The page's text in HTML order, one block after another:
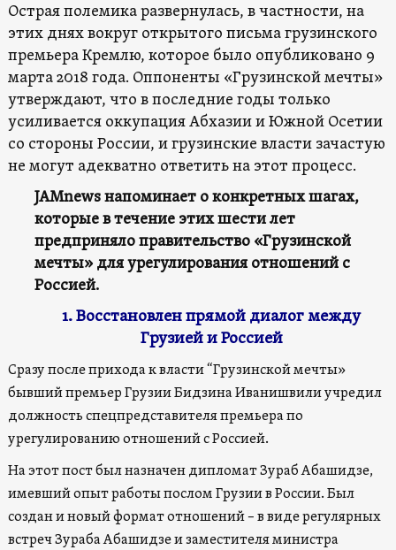
Острая полемика развернулась, в частности, на
этих днях вокруг открытого письма грузинского
премьера Кремлю, которое было опубликовано 9
марта 2018 года. Оппоненты «Грузинской мечты»
утверждают, что в последние годы только
усиливается оккупация Абхазии и Южной Осетии
со стороны России, и грузинские власти зачастую
не могут адекватно ответить на этот процесс.
JAMnews напоминает о конкретных шагах,
которые в течение этих шести лет
предприняло правительство «Грузинской
мечты» для урегулирования отношений с
Россией.
1. Восстановлен прямой диалог между
Грузией и Россией
Сразу после прихода к власти “Грузинской мечты»
бывший премьер Грузии Бидзина Иванишвили учредил
должность спецпредставителя премьера по
урегулированию отношений с Россией.
На этот пост был назначен дипломат Зураб Абашидзе,
имевший опыт работы послом Грузии в России. Был
создан и новый формат отношений – в виде регулярных
встреч Зураба Абашидзе и заместителя министра